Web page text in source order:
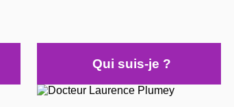
Qui suis-je ?